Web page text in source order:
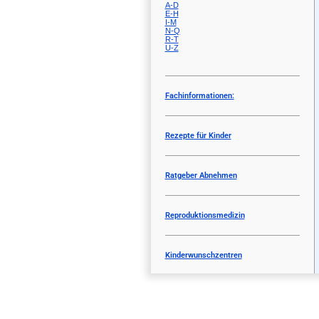
A-D
E-H
I-M
N-Q
R-T
U-Z
Fachinformationen:
Rezepte für Kinder
Ratgeber Abnehmen
Reproduktionsmedizin
Kinderwunschzentren